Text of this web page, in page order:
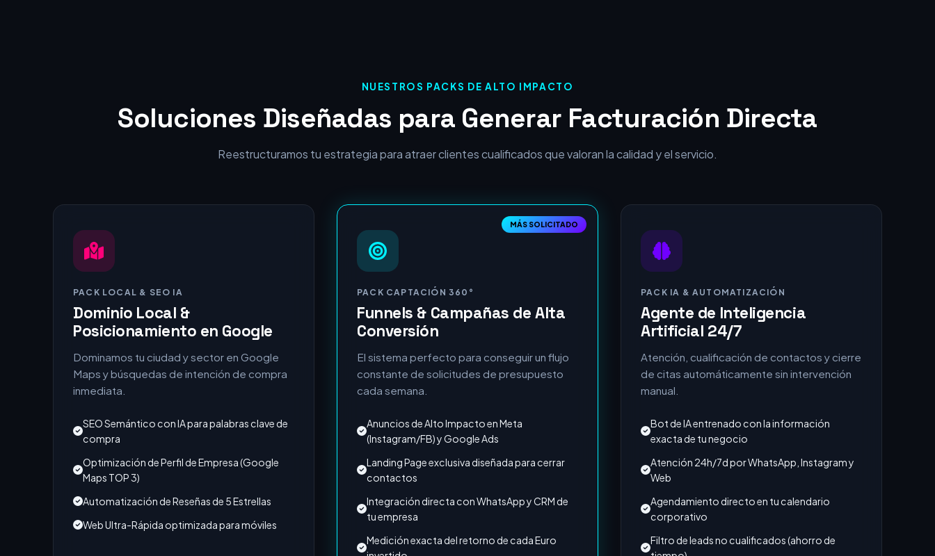
NUESTROS PACKS DE ALTO IMPACTO
Soluciones Diseñadas para Generar Facturación Directa
Reestructuramos tu estrategia para atraer clientes cualificados que valoran la calidad y el servicio.
PACK LOCAL & SEO IA
Dominio Local &
Posicionamiento en Google
Dominamos tu ciudad y sector en Google
Maps y búsquedas de intención de compra
inmediata.
SEO Semántico con IA para palabras clave de
compra
Optimización de Perfil de Empresa (Google
Maps TOP 3)
Automatización de Reseñas de 5 Estrellas
Web Ultra-Rápida optimizada para móviles
MÁS SOLICITADO
PACK CAPTACIÓN 360°
Funnels & Campañas de Alta
Conversión
El sistema perfecto para conseguir un flujo
constante de solicitudes de presupuesto
cada semana.
Anuncios de Alto Impacto en Meta
(Instagram/FB) y Google Ads
Landing Page exclusiva diseñada para cerrar
contactos
Integración directa con WhatsApp y CRM de
tu empresa
Medición exacta del retorno de cada Euro
PACK IA & AUTOMATIZACIÓN
Agente de Inteligencia
Artificial 24/7
Atención, cualificación de contactos y cierre
de citas automáticamente sin intervención
manual.
Bot de IA entrenado con la información
exacta de tu negocio
Atención 24h/7d por WhatsApp, Instagram y
Web
Agendamiento directo en tu calendario
corporativo
Filtro de leads no cualificados (ahorro de